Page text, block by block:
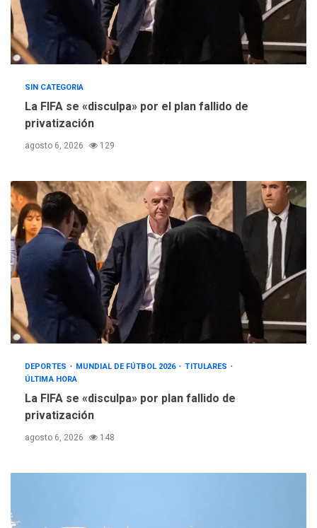
SIN CATEGORIA
La FIFA se «disculpa» por el plan fallido de
privatización
agosto 6, 2026 129
DEPORTES MUNDIAL DE FÚTBOL 2026
TITULARES
ÚLTIMA HORA
La FIFA se «disculpa» por plan fallido de
privatización
agosto 6, 2026 148